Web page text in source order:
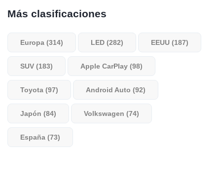
Más clasificaciones
Europa (314) LED (282) EEUU (187)
SUV (183) Apple CarPlay (98)
Toyota (97) Android Auto (92)
Japón (84) Volkswagen (74)
España (73)